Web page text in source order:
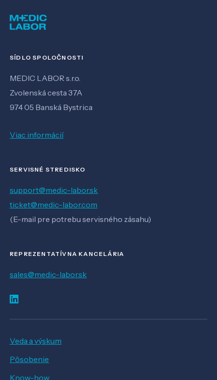
SÍDLO SPOLOČNOSTI
MEDIC LABOR s.r.o.
Zvolenská cesta 37A
974 05 Banská Bystrica
Viac informácií
SERVISNÉ STREDISKO
support@medic-labor.sk
ticket@medic-labor.com
(E-mail pre potrebu servisného zásahu)
REPREZENTATÍVNA KANCELÁRIA
sales@medic-labor.sk
Veda a výskum
Pôsobenie
Know-how